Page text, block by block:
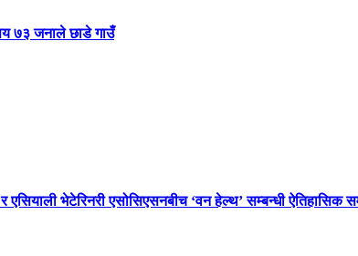
७३ जनाले छाडे गाउँ
एसियाली भेटेरिनरी एसोसिएसनबीच ‘वन हेल्थ’ सम्बन्धी ऐतिहासिक